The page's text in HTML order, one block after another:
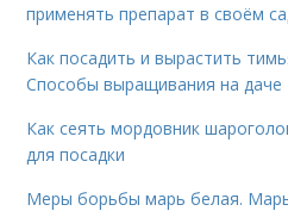
применять препарат в своём
Как посадить и вырастить
Способы выращивания на даче
Как сеять мордовник
для посадки
Меры борьбы марь белая.